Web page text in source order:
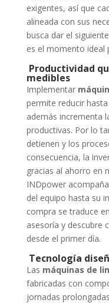
exigentes, así que
alineada con sus
busca dar el
es el momento ideal
Productividad
medibles
Implementar
permite reducir
además incrementa
productivas. Por lo
detienen y los
consecuencia, la
gracias al ahorro en
INDpower
del equipo hasta su
compra se traduce
asesoría y descubre
desde el primer día.
Tecnología
Las máquinas de
fabricadas con
jornadas